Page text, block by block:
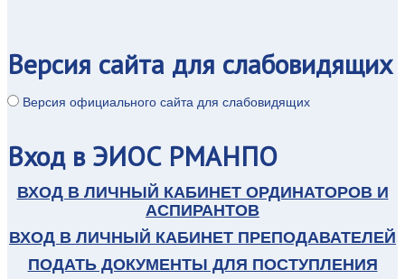
Версия сайта для слабовидящих
Версия официального сайта для слабовидящих
Входв ЭИОС РМАНПО
ВХОД В ЛИЧНЫЙ КАБИНЕТ ОРДИНАТОРОВ И
АСПИРАНТОВ
ВХОД В ЛИЧНЫЙ КАБИНЕТ ПРЕПОДАВАТЕЛЕЙ
ПОДАТЬ ДОКУМЕНТЫ ДЛЯ ПОСТУПЛЕНИЯ